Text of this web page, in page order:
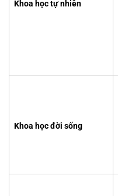
Khoa học tự nhiên
Khoa học đời sống